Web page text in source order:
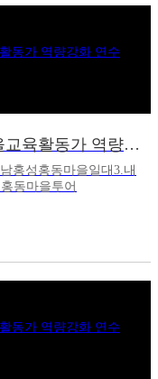
2023. 진천행복교육지구 마을교육활동가 역량강화 연수(2.24.)
홍성홍동마을일대3.내
동마을투어